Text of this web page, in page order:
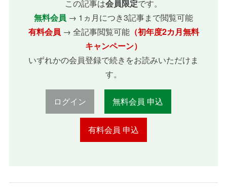
この記事は会員限定です。
無料会員 → 1ヵ月につき3記事まで閲覧可能
有料会員 → 全記事閲覧可能（初年度2カ月無料
キャンペーン）
いずれかの会員登録で続きをお読みいただけま
す。
ログイン 無料会員 申込
有料会員 申込